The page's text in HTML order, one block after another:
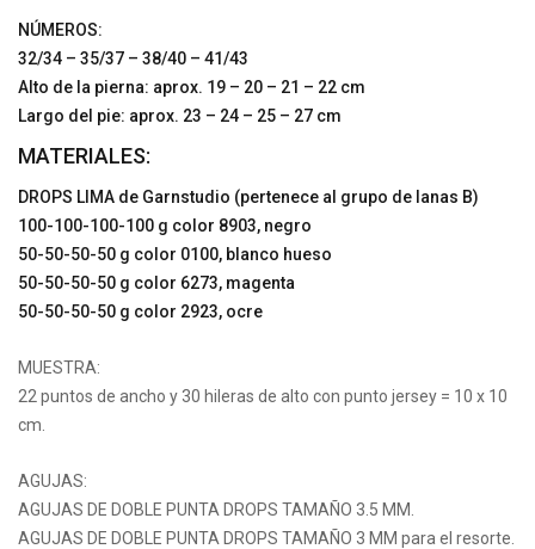
NÚMEROS:
32/34 – 35/37 – 38/40 – 41/43
Alto de la pierna: aprox. 19 – 20 – 21 – 22 cm
Largo del pie: aprox. 23 – 24 – 25 – 27 cm
MATERIALES:
DROPS LIMA de Garnstudio (pertenece al grupo de lanas B)
100-100-100-100 g color 8903, negro
50-50-50-50 g color 0100, blanco hueso
50-50-50-50 g color 6273, magenta
50-50-50-50 g color 2923, ocre
MUESTRA:
22 puntos de ancho y 30 hileras de alto con punto jersey = 10 x 10
cm.
AGUJAS:
AGUJAS DE DOBLE PUNTA DROPS TAMAÑO 3.5 MM.
AGUJAS DE DOBLE PUNTA DROPS TAMAÑO 3 MM para el resorte.